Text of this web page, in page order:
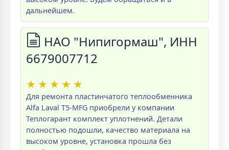
дальнейшем.
НАО "Нипигормаш", ИНН
6679007712
★ ★ ★ ★ ★
Для ремонта пластинчатого теплообменника
Alfa Laval T5-MFG приобрели у компании
Теплогарант комплект уплотнений. Детали
полностью подошли, качество материала на
высоком уровне, установка прошла без